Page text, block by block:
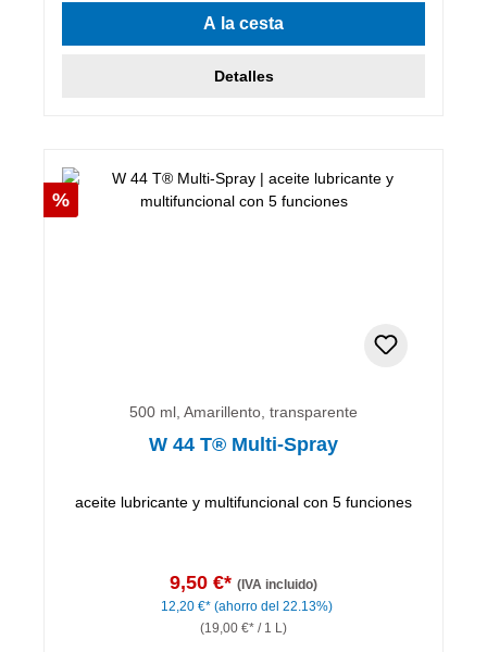
A la cesta
Detalles
Descuento
%
500 ml, Amarillento, transparente
W 44 T® Multi-Spray
aceite lubricante y multifuncional con 5 funciones
9,50 €* (IVA incluido)
12,20 €* (ahorro del 22.13%)
(19,00 €* / 1 L)